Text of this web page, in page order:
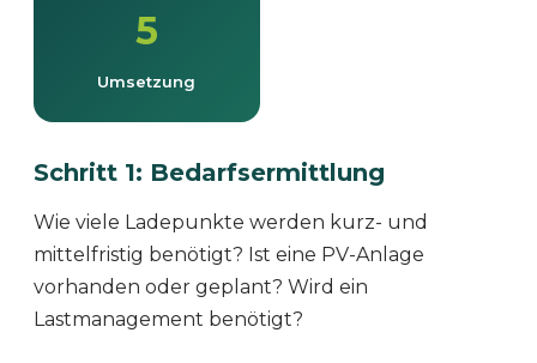
5
Umsetzung
Schritt 1: Bedarfsermittlung
Wie viele Ladepunkte werden kurz- und
mittelfristig benötigt? Ist eine PV-Anlage
vorhanden oder geplant? Wird ein
Lastmanagement benötigt?